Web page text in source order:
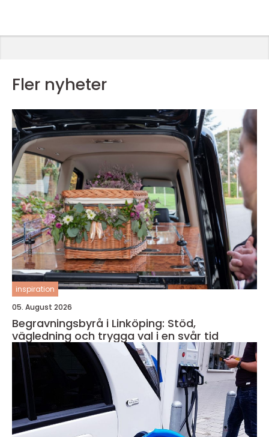
Fler nyheter
inspiration
05. August 2026
Begravningsbyrå i Linköping: Stöd,
vägledning och trygga val i en svår tid